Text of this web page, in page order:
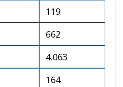
119
662
4.063
164